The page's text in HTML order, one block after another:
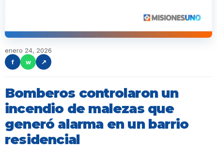
enero 24, 2026
f
w ↗
Bomberos controlaron un
incendio de malezas que
generó alarma en un barrio
residencial